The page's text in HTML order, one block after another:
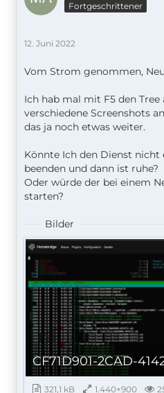
Fortgeschrittener
12. Juni 2022
Vom Strom genommen,
Ich hab mal mit F5 den Tree
verschiedene Screenshots
das ja noch etwas weiter.
Könnte Ich den Dienst
beenden und dann ist ruhe?
Oder würde der bei einem
starten?
Bilder
321,1 kB 1.440×900